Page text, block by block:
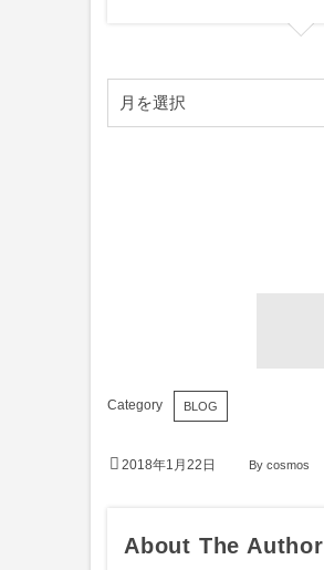
BLOG
2018年1月22日 Bycosmos
About The Author